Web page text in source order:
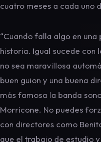
cuatro meses a cada uno
“Cuando falla algo en
historia. Igual sucede con
no sea maravillosa
buen guion y una buena
más famosa la banda
Morricone. No puedes
con directores como
que el trabajo de estudio